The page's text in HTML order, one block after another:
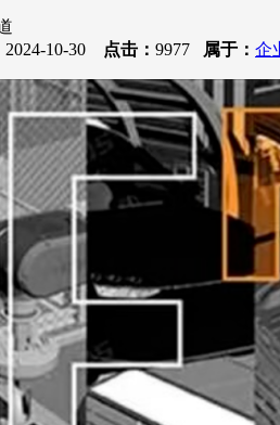
2024-10-30 点击： 9977 属于： 企